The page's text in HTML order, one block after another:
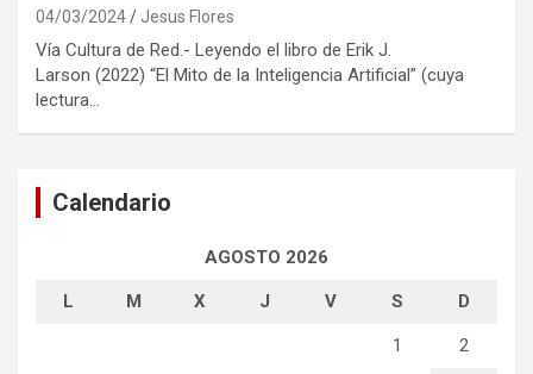
04/03/2024 Jesus Flores
Vía Cultura de Red.- Leyendo el libro de Erik J.
Larson (2022) “El Mito de la Inteligencia Artificial” (cuya
lectura…
Calendario
AGOSTO 2026
L M X J V S D
1 2